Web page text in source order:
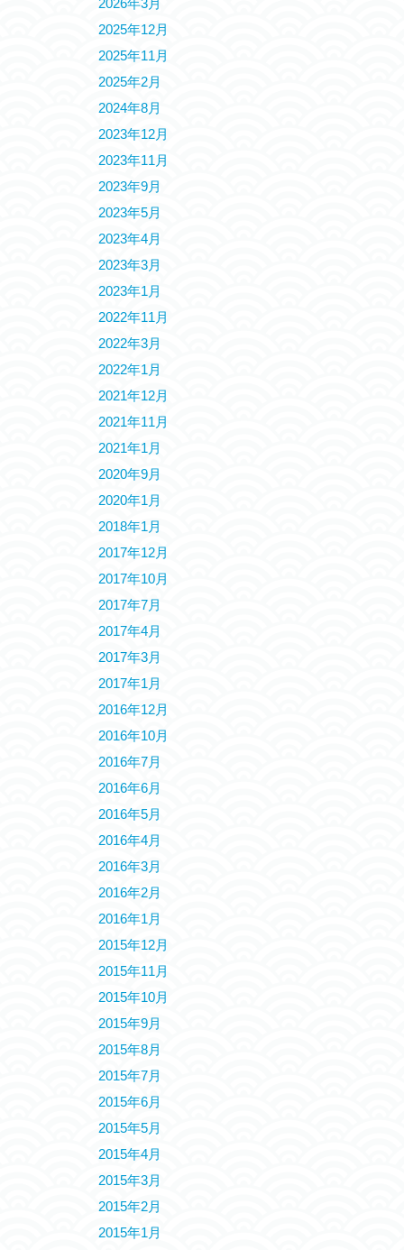
2026年3月
2025年12月
2025年11月
2025年2月
2024年8月
2023年12月
2023年11月
2023年9月
2023年5月
2023年4月
2023年3月
2023年1月
2022年11月
2022年3月
2022年1月
2021年12月
2021年11月
2021年1月
2020年9月
2020年1月
2018年1月
2017年12月
2017年10月
2017年7月
2017年4月
2017年3月
2017年1月
2016年12月
2016年10月
2016年7月
2016年6月
2016年5月
2016年4月
2016年3月
2016年2月
2016年1月
2015年12月
2015年11月
2015年10月
2015年9月
2015年8月
2015年7月
2015年6月
2015年5月
2015年4月
2015年3月
2015年2月
2015年1月